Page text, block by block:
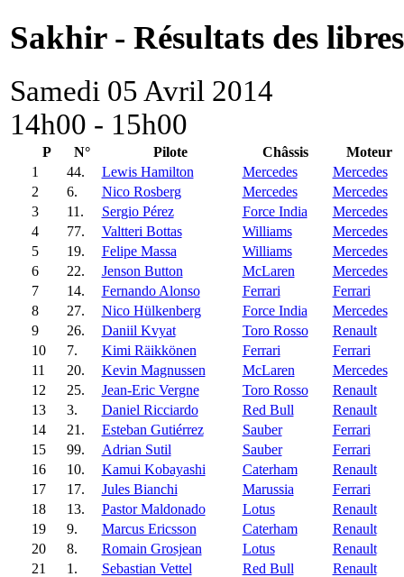
Sakhir - Résultats des
Samedi 05 Avril 2014
14h00 - 15h00
P N° Pilote Châssis
Moteur
1
44. Lewis Hamilton Mercedes
Mercedes
2
6. Nico Rosberg Mercedes
Mercedes
3
11. Sergio Pérez Force India
Mercedes
4
77. Valtteri Bottas Williams
Mercedes
5
19. Felipe Massa Williams
Mercedes
6
22. Jenson Button McLaren
Mercedes
7
14. Fernando Alonso Ferrari
Ferrari
8
27. Nico Hülkenberg Force India
Mercedes
9
26. Daniil Kvyat Toro Rosso
Renault
10
7. Kimi Räikkönen Ferrari
Ferrari
11
20. Kevin Magnussen McLaren
Mercedes
12
25. Jean-Eric Vergne Toro Rosso
Renault
13
3. Daniel Ricciardo Red Bull
Renault
14
21. Esteban Gutiérrez Sauber
Ferrari
15
99. Adrian Sutil Sauber
Ferrari
16
10. Kamui Kobayashi Caterham
Renault
17
17. Jules Bianchi Marussia
Ferrari
18
13. Pastor Maldonado Lotus
Renault
19
9. Marcus Ericsson Caterham
Renault
20
8. Romain Grosjean Lotus
Renault
21
1. Sebastian Vettel Red Bull
Renault